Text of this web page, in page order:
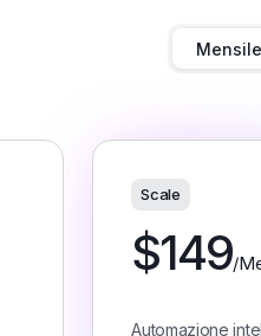
Mensile
Scale
$149/
Automazione